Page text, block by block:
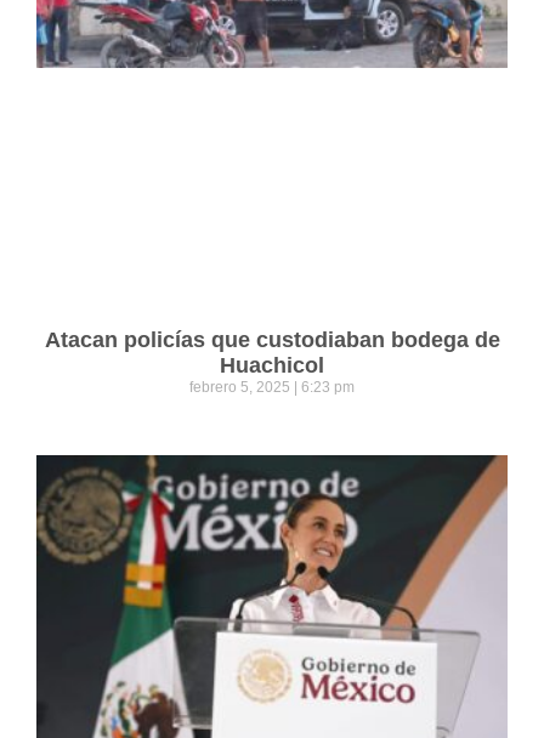
Atacan policías que custodiaban bodega de
Huachicol
febrero 5, 2025 6:23 pm